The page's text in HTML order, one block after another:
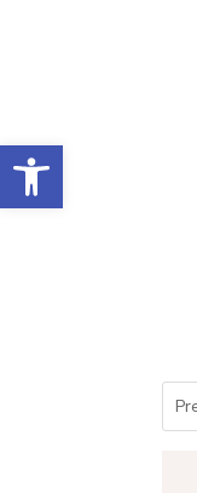
Open toolbar